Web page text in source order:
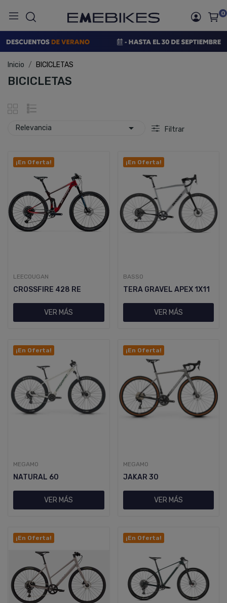
0
Inicio BICICLETAS
BICICLETAS
Relevancia  Filtrar
¡En Oferta!
VER MÁS
LEECOUGAN
CROSSFIRE 428 RE
¡En Oferta!
VER MÁS
BASSO
TERA GRAVEL APEX 1X11
¡En Oferta!
VER MÁS
MEGAMO
NATURAL 60
¡En Oferta!
VER MÁS
MEGAMO
JAKAR 30
¡En Oferta! ¡En Oferta!